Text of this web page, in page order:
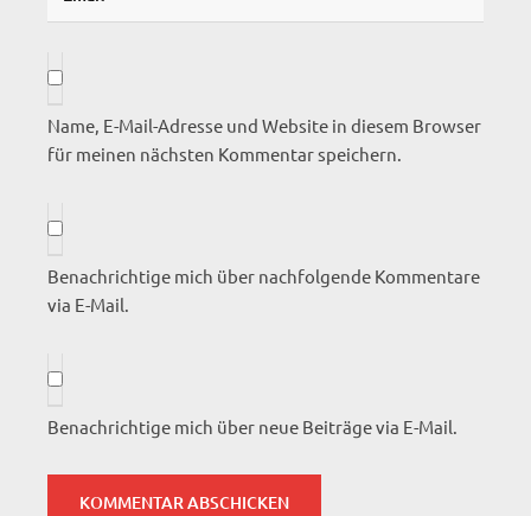
Name, E-Mail-Adresse und Website in diesem Browser
für meinen nächsten Kommentar speichern.
Benachrichtige mich über nachfolgende Kommentare
via E-Mail.
Benachrichtige mich über neue Beiträge via E-Mail.